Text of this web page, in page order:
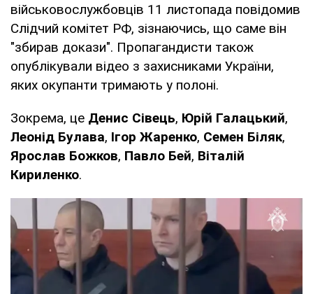
військовослужбовців 11 листопада повідомив
Слідчий комітет РФ, зізнаючись, що саме він
"збирав докази". Пропагандисти також
опублікували відео з захисниками України,
яких окупанти тримають у полоні.
Зокрема, це Денис Сівець, Юрій Галацький,
Леонід Булава, Ігор Жаренко, Семен Біляк,
Ярослав Божков, Павло Бей, Віталій
Кириленко.